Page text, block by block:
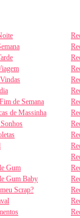
de Semana
de Massinha
Gum
Gum Baby
Scrap?